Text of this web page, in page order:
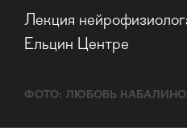
Лекция
Ельцин Центре
ФОТО: ЛЮБОВЬ